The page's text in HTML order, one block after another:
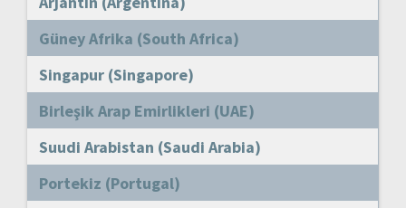
Güney Afrika (South Africa)
Singapur (Singapore)
Birleşik Arap Emirlikleri (UAE)
Suudi Arabistan (Saudi Arabia)
Portekiz (Portugal)